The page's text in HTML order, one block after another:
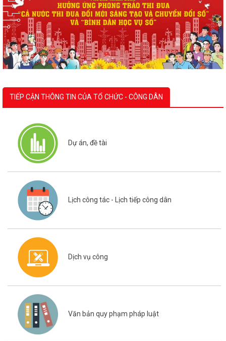
TIẾP CẬN THÔNG TIN CỦA TỔ CHỨC - CÔNG DÂN
Dự án, đề tài
Lịch công tác - Lịch tiếp công dân
Dịch vụ công
Văn bản quy phạm pháp luật